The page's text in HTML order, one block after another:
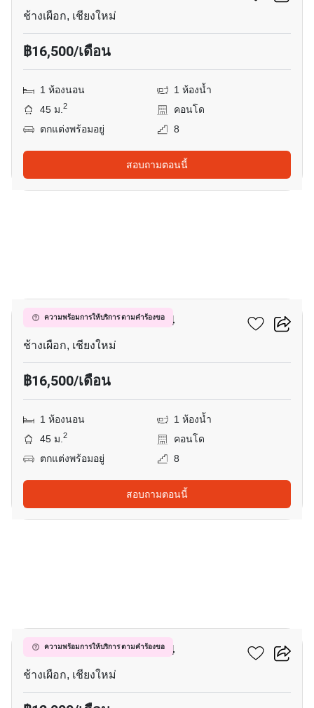
ช้างเผือก, เชียงใหม่
฿16,500/เดือน
1 ห้องนอน
1 ห้องน้ำ
45 ม.2
คอนโด
ตกแต่งพร้อมอยู่
8
สอบถามตอนนี้
ความพร้อมการให้บริการ ตามคำร้องขอ
ฮิลล์ไซด์ คอนโดมิเนียม 4
ช้างเผือก, เชียงใหม่
฿16,500/เดือน
1 ห้องนอน
1 ห้องน้ำ
45 ม.2
คอนโด
ตกแต่งพร้อมอยู่
8
สอบถามตอนนี้
ความพร้อมการให้บริการ ตามคำร้องขอ
ฮิลล์ไซด์ คอนโดมิเนียม 4
ช้างเผือก, เชียงใหม่